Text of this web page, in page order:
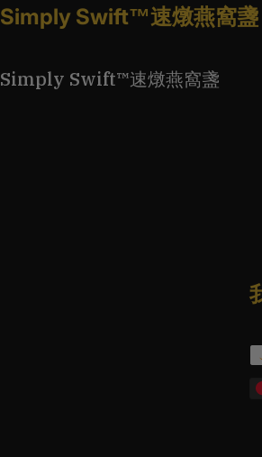
Simply Swift™速燉燕窩盞
Simply Swift™速燉燕窩盞